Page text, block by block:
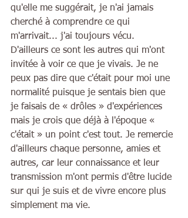
qu'elle me suggérait, je n'ai jamais
cherché à comprendre ce qui
m'arrivait... j'ai toujours vécu.
D'ailleurs ce sont les autres qui m'ont
invitée à voir ce que je vivais. Je ne
peux pas dire que c'était pour moi une
normalité puisque je sentais bien que
je faisais de « drôles » d'expériences
mais je crois que déjà à l'époque «
c'était » un point c'est tout. Je remercie
d'ailleurs chaque personne, amies et
autres, car leur connaissance et leur
transmission m'ont permis d'être lucide
sur qui je suis et de vivre encore plus
simplement ma vie.